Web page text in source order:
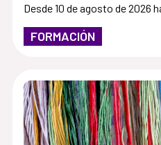
Desde 10 de agosto de 2026
FORMACIÓN